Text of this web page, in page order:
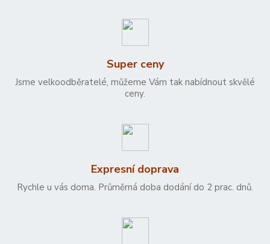
Super ceny
Jsme velkoodběratelé, můžeme Vám tak nabídnout skvělé
ceny.
Expresní doprava
Rychle u vás doma. Průměrná doba dodání do 2 prac. dnů.